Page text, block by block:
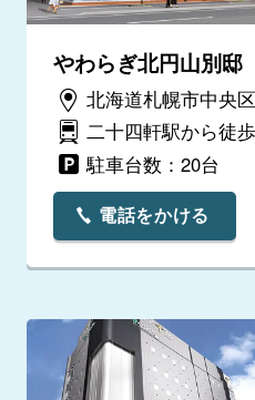
やわらぎ北円山別邸
北海道札幌市中央
二十四軒駅から徒
駐車台数：20台
電話をかける